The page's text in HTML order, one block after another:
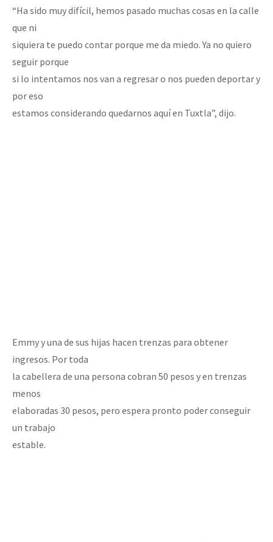
“Ha sido muy difícil, hemos pasado muchas cosas en la calle
que ni
siquiera te puedo contar porque me da miedo. Ya no quiero
seguir porque
si lo intentamos nos van a regresar o nos pueden deportar y
por eso
estamos considerando quedarnos aquí en Tuxtla”, dijo.
Emmy y una de sus hijas hacen trenzas para obtener
ingresos. Por toda
la cabellera de una persona cobran 50 pesos y en trenzas
menos
elaboradas 30 pesos, pero espera pronto poder conseguir
un trabajo
estable.